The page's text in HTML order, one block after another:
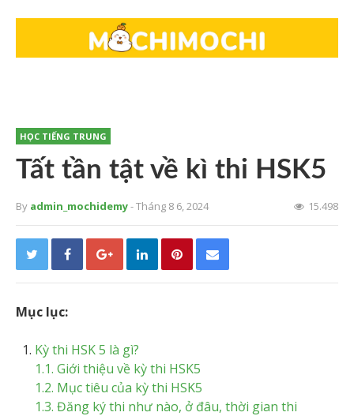
HỌC TIẾNG TRUNG
Tất tần tật về kì thi HSK5
By admin_mochidemy- Tháng 8 6, 2024 15.498
Mục lục:
Kỳ thi HSK 5 là gì?
1.1. Giới thiệu về kỳ thi HSK5
1.2. Mục tiêu của kỳ thi HSK5
1.3. Đăng ký thi như nào, ở đâu, thời gian thi